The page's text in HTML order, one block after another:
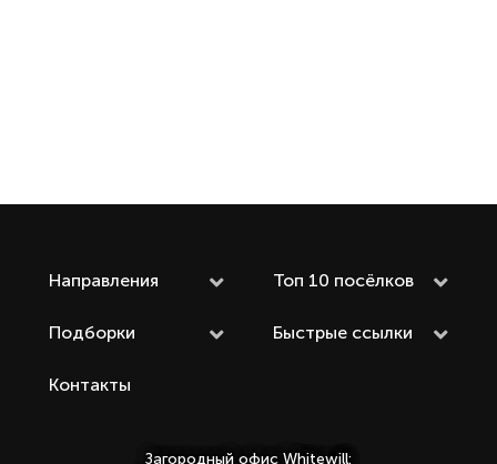
Направления Топ 10 посёлков
Подборки Быстрые ссылки
Контакты
Загородный офис Whitewill: